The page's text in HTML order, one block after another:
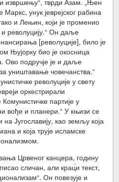
унук јеврејског рабина
и Лењин, који је променио
револуцију.“ Он даље
[револуције], било је
Њујорку био је окосница
Ово подручје је и даље
уништавање човечанства.“
револуције у свету
оркестрирали
партије у
вође и планери.“ У књизи се
Југославију, као земљу која
и која трује исламске
Црвеног канцера, годину
сличан, али крац́и текст,
Он повезује и